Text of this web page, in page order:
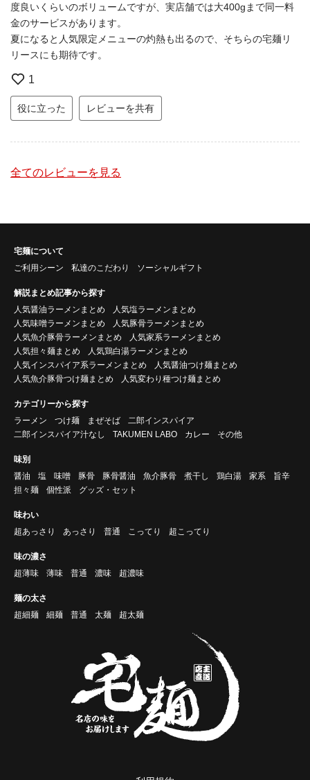
度良いくらいのボリュームですが、実店舗では大400gまで同一料
金のサービスがあります。
夏になると人気限定メニューの灼熱も出るので、そちらの宅麺リ
リースにも期待です。
1
役に立った レビューを共有
全てのレビューを見る
宅麺について
ご利用シーン
私達のこだわり ソーシャルギフト
解説まとめ記事から探す
人気醤油ラーメンまとめ
人気塩ラーメンまとめ
人気味噌ラーメンまとめ
人気豚骨ラーメンまとめ
人気魚介豚骨ラーメンまとめ
人気家系ラーメンまとめ
人気担々麺まとめ
人気鶏白湯ラーメンまとめ
人気インスパイア系ラーメンまとめ
人気醤油つけ麺まとめ
人気魚介豚骨つけ麺まとめ
人気変わり種つけ麺まとめ
カテゴリーから探す
ラーメン
つけ麺 まぜそば
二郎インスパイア
二郎インスパイア汁なし
TAKUMEN LABO カレー その他
味別
醤油
塩 味噌 豚骨 豚骨醤油 魚介豚骨 煮干し 鶏白湯 家系
旨辛
担々麺
個性派 グッズ・セット
味わい
超あっさり
あっさり 普通 こってり 超こってり
味の濃さ
超薄味
薄味 普通 濃味 超濃味
麺の太さ
超細麺
細麺 普通 太麺 超太麺